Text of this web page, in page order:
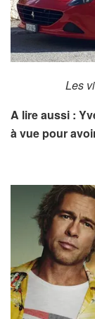
Les
A lire aussi :
à vue pour